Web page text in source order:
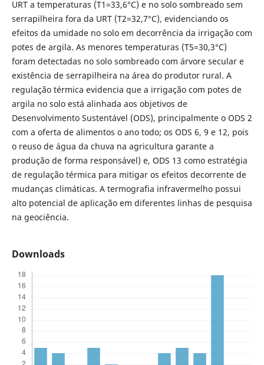
URT a temperaturas (T1=33,6°C) e no solo sombreado sem
serrapilheira fora da URT (T2=32,7°C), evidenciando os
efeitos da umidade no solo em decorrência da irrigação com
potes de argila. As menores temperaturas (T5=30,3°C)
foram detectadas no solo sombreado com árvore secular e
existência de serrapilheira na área do produtor rural. A
regulação térmica evidencia que a irrigação com potes de
argila no solo está alinhada aos objetivos de
Desenvolvimento Sustentável (ODS), principalmente o ODS 2
com a oferta de alimentos o ano todo; os ODS 6, 9 e 12, pois
o reuso de água da chuva na agricultura garante a
produção de forma responsável) e, ODS 13 como estratégia
de regulação térmica para mitigar os efeitos decorrente de
mudanças climáticas. A termografia infravermelho possui
alto potencial de aplicação em diferentes linhas de pesquisa
na geociência.
Downloads